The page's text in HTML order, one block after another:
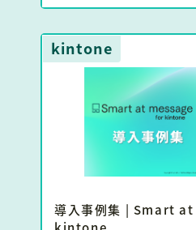
kintone
導入事例集 | Smart